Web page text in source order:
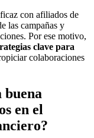
con afiliados de
las campañas y
Por ese motivo,
clave para
colaboraciones
buena
en el